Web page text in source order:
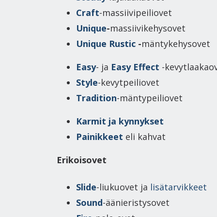
Craft-massiivipeiliovet
Unique-massiivikehysovet
Unique Rustic -mäntykehysovet
Easy- ja Easy Effect -
Style-kevytpeiliovet
Tradition-mäntypeiliovet
Karmit ja kynnykset
Painikkeet eli kahvat
Erikoisovet
Slide-liukuovet ja lisätarvikkeet
Sound-äänieristysovet